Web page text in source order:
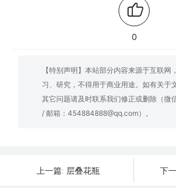
0
【特别声明】本站部分内容来源于互联网
习、研究，不得用于商业用途。如有关于
其它问题请及时联系我们修正或删除（微
/ 邮箱：454884888@qq.com）。
上一篇: 层叠花瓶 下